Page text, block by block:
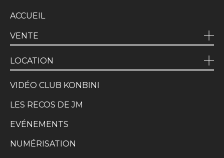
ACCUEIL
VENTE
LOCATION
VIDÉO CLUB KONBINI
LES RECOS DE JM
EVÉNEMENTS
NUMÉRISATION